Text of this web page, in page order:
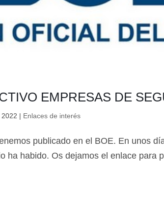
EMPRESAS DE
| Enlaces de interés
publicado en el BOE. En unos
ha habido. Os dejamos el enlace para